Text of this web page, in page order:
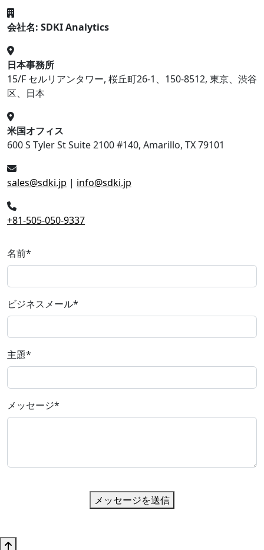
会社名: SDKI Analytics
日本事務所
15/F セルリアンタワー, 桜丘町26-1、150-8512, 東京、渋谷
区、日本
米国オフィス
600 S Tyler St Suite 2100 #140, Amarillo, TX 79101
sales@sdki.jp | info@sdki.jp
+81-505-050-9337
名前*
ビジネスメール*
主題*
メッセージ*
メッセージを送信